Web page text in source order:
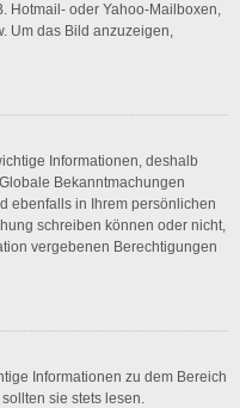
Hotmail- oder Yahoo-Mailboxen,
Um das Bild anzuzeigen,
Informationen, deshalb
Bekanntmachungen
ebenfalls in Ihrem persönlichen
schreiben können oder nicht,
vergebenen Berechtigungen
Informationen zu dem Bereich
sie stets lesen.